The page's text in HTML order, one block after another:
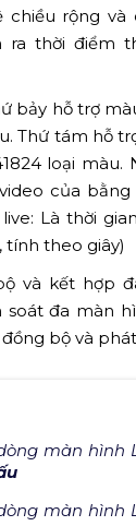
chiều rộng và
ra thời điểm
bảy hỗ trợ
Thứ tám hỗ
loại
của
Là thời
tính theo giây)
và kết hợp
đa màn
bộ và
màn hình
màn hình